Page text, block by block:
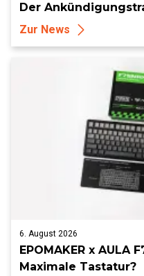
Der
Zur News
6. August 2026
EPOMAKER x AULA
Maximale Tastatur?